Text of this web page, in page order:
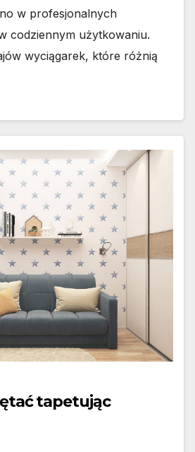
w profesjonalnych
codziennym użytkowaniu.
wyciągarek, które różnią
tapetując